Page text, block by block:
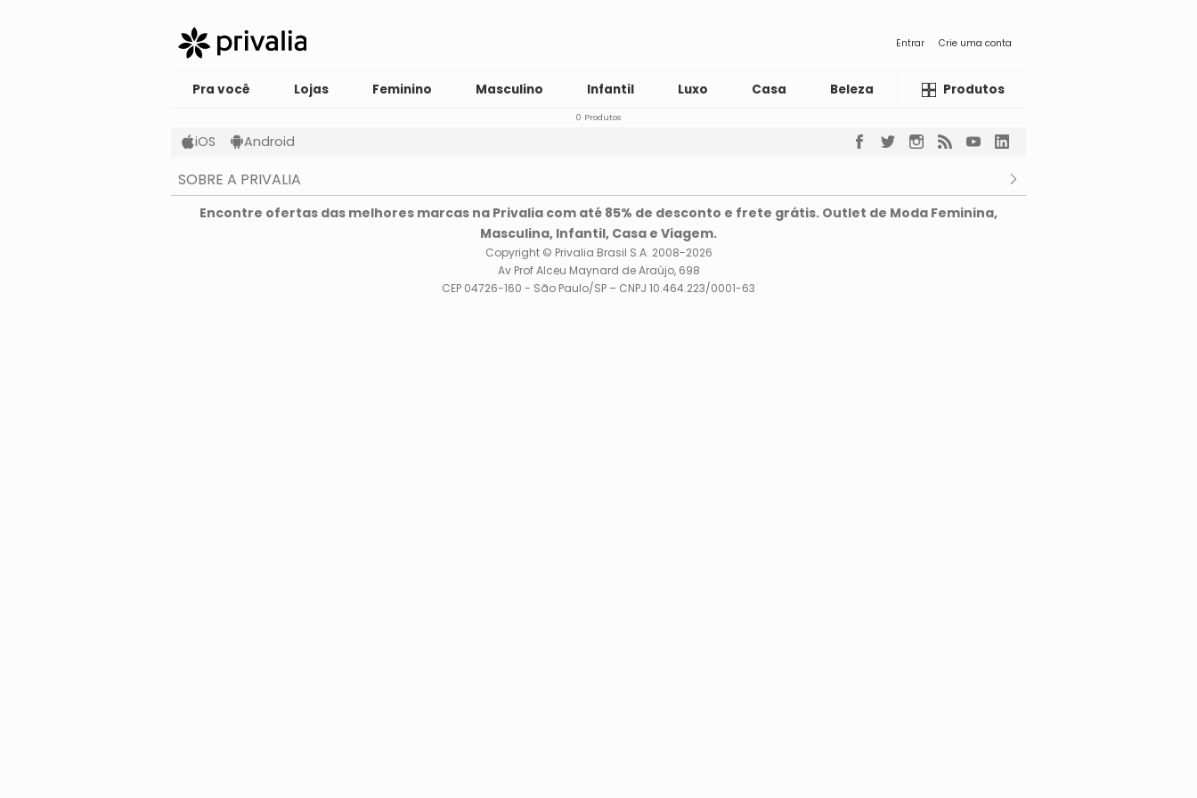
Entrar Crie uma conta
Pra você Lojas Feminino Masculino Infantil Luxo Casa Beleza LiquidaProdutos
0 Produtos
iOS Android
SOBRE A PRIVALIA
O que é a Privalia?
Encontre ofertas das melhores marcas na Privalia com até 85% de desconto e frete grátis. Outlet de Moda Feminina,
Masculina, Infantil, Casa e Viagem.
Copyright © Privalia Brasil S.A. 2008-2026
Av Prof Alceu Maynard de Araújo, 698
CEP 04726-160 - São Paulo/SP – CNPJ 10.464.223/0001-63